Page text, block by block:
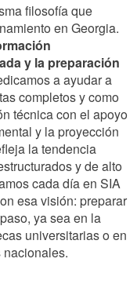
filosofía que
en Georgia.
y la preparación
a ayudar a
completos y como
técnica con el apoyo
y la proyección
la tendencia
y de alto
cada día en SIA
esa visión: preparar
ya sea en la
universitarias o en